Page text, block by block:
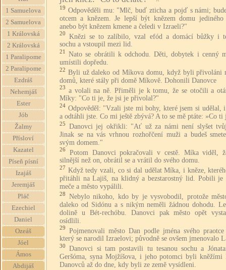
1 Samuelova
2 Samuelova
1 Královská
2 Královská
1 Paralipome
2 Paralipome
Ezdráš
Nehemjáš
Ester
Jób
Žalmy
Přísloví
Kazatel
Píseň písní
Izajáš
Jeremjáš
Pláč
Ezechiel
Daniel
Ozeáš
Jóel
Ámos
Abdijáš
19 Odpověděli mu: "Mlč, buď zticha a pojď s námi;
otcem a knězem. Je lepší být knězem domu jediného
anebo být knězem kmene a čeledi v Izraeli?"
20
Knězi se to zalíbilo, vzal efód a domácí bůžky i
sochu a vstoupil mezi lid.
21
Nato se obrátili k odchodu. Děti, dobytek i cenný
umístili dopředu.
22 Byli už daleko od Míkova domu, když byli přivoláni
domů, které stály při domě Míkově. Dohonili Danovce
23 a volali na ně. Přiměli je k tomu, že se otočili a
Míky: "Co ti je, že jsi je přivolal?"
24 Odpověděl: "Vzali jste mi bohy, které jsem si udělal, i
a odtáhli jste. Co mi ještě zbývá? A to se mě ptáte: »Co ti
25
Danovci jej okřikli: "Ať už za námi není slyšet
Jinak se na vás vrhnou rozhořčení muži a budeš
svým domem."
26
Potom Danovci pokračovali v cestě. Míka viděl,
silnější než on, obrátil se a vrátil do svého domu.
27 Když tedy vzali, co si dal udělat Míka, i kněze,
přitáhli na Lajiš, na klidný a bezstarostný lid. Pobili je
meče a město vypálili.
28
Nebylo nikoho, kdo by je vysvobodil, protože
daleko od Sidónu a s nikým neměli žádnou dohodu.
dolině u Bét-rechóbu. Danovci pak město opět
osídlili.
29
Pojmenovali město Dan podle jména svého praotce
který se narodil Izraelovi; původně se ovšem jmenovalo
30
Danovci si tam postavili tu tesanou sochu a
Geršóma, syna Mojžíšova, i jeho potomci byli kněžími
Danovců až do dne, kdy byli ze země vysídleni.